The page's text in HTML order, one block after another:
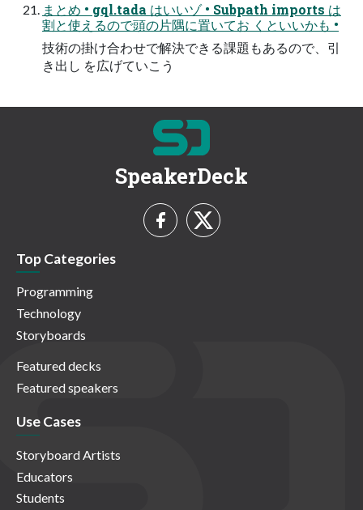
まとめ • gql.tada はいいゾ • Subpath imports は
割と使えるので頭の片隅に置いてお くといいかも •
技術の掛け合わせで解決できる課題もあるので、引
き出し を広げていこう
SpeakerDeck
Top Categories
Programming
Technology
Storyboards
Featured decks
Featured speakers
Use Cases
Storyboard Artists
Educators
Students